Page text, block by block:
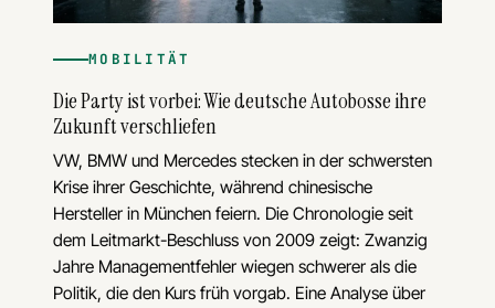
MOBILITÄT
Die Party ist vorbei: Wie deutsche Autobosse ihre
Zukunft verschliefen
VW, BMW und Mercedes stecken in der schwersten
Krise ihrer Geschichte, während chinesische
Hersteller in München feiern. Die Chronologie seit
dem Leitmarkt-Beschluss von 2009 zeigt: Zwanzig
Jahre Managementfehler wiegen schwerer als die
Politik, die den Kurs früh vorgab. Eine Analyse über